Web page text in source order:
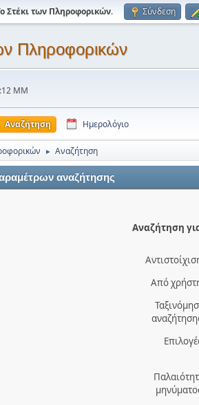
Στέκι των Πληροφορικών. Σύνδεση
Πληροφορικών
ΜΜ
Αναζήτηση Ημερολόγιο
► Αναζήτηση
αναζήτησης
Αναζήτηση
Από